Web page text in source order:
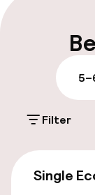
Parkeren
(buiten)
Filter
Single